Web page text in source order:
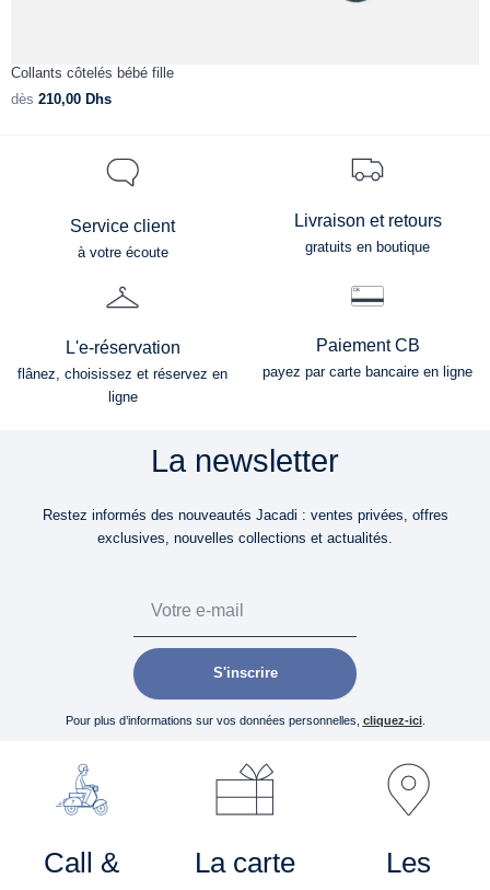
Collants côtelés bébé fille
dès 210,00 Dhs
Service client
à votre écoute
Livraison et retours
gratuits en boutique
L'e-réservation
flânez, choisissez et réservez en
ligne
Paiement CB
payez par carte bancaire en ligne
La newsletter
Restez informés des nouveautés Jacadi : ventes privées, offres
exclusives, nouvelles collections et actualités.
S'inscrire
Pour plus d’informations sur vos données personnelles, cliquez-ici.
Call &
La carte
Les